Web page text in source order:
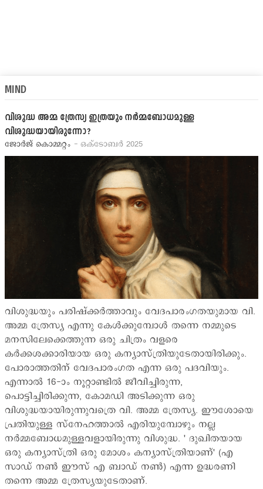
MIND
വിശുദ്ധ അമ്മ ത്രേസ്യ ഇത്രയും നര്‍മ്മബോധമുള്ള
വിശുദ്ധയായിരുന്നോ?
ജോര്‍ജ് കൊമ്മറ്റം - ഒക്ടോബര്‍ 2025
വിശുദ്ധയും പരിഷ്ക്കര്‍ത്താവും വേദപാരംഗതയുമായ വി.
അമ്മ ത്രേസ്യ എന്നു കേള്‍ക്കുമ്പോള്‍ തന്നെ നമ്മുടെ
മനസിലേക്കെത്തുന്ന ഒരു ചിത്രം വളരെ
കര്‍ക്കശക്കാരിയായ ഒരു കന്യാസ്ത്രിയുടേതായിരിക്കും.
പോരാത്തതിന് വേദപാരംഗത എന്ന ഒരു പദവിയും.
എന്നാല്‍ 16-ാം നൂറ്റാണ്ടില്‍ ജീവിച്ചിരുന്ന,
പൊട്ടിച്ചിരിക്കുന്ന, കോമഡി അടിക്കുന്ന ഒരു
വിശുദ്ധയായിരുന്നുവത്രെ വി. അമ്മ ത്രേസ്യ. ഈശോയെ
പ്രതിയുള്ള സ്നേഹത്താല്‍ എരിയുമ്പോഴും നല്ല
നര്‍മ്മബോധമുള്ളവളായിരുന്നു വിശുദ്ധ. ' ദുഖിതയായ
ഒരു കന്യാസ്ത്രി ഒരു മോശം കന്യാസ്ത്രിയാണ്' (എ
സാഡ് നണ്‍ ഈസ് എ ബാഡ് നണ്‍) എന്ന ഉദ്ധരണി
തന്നെ അമ്മ ത്രേസ്യയുടേതാണ്.